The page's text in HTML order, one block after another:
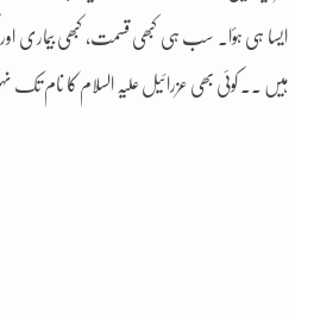
ایسا ہی ہؤا۔ سب ہی کبھی قسمت، کبھی بیماری
ہیں ۔۔ کوئی بھی عزرائیل علیہ السلام کا نام تک